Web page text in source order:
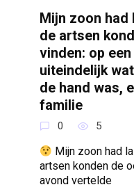
Mijn zoon
de artsen
vinden: op
uiteindelijk
de hand was,
familie
0 5
Mijn zoon had
artsen konden de
avond vertelde